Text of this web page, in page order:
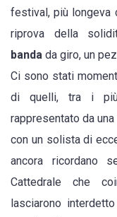
festival, più longeva
riprova della
banda da giro, un
Ci sono stati
di quelli, tra i più
rappresentato da
con un solista di
ancora ricordano
Cattedrale che
lasciarono